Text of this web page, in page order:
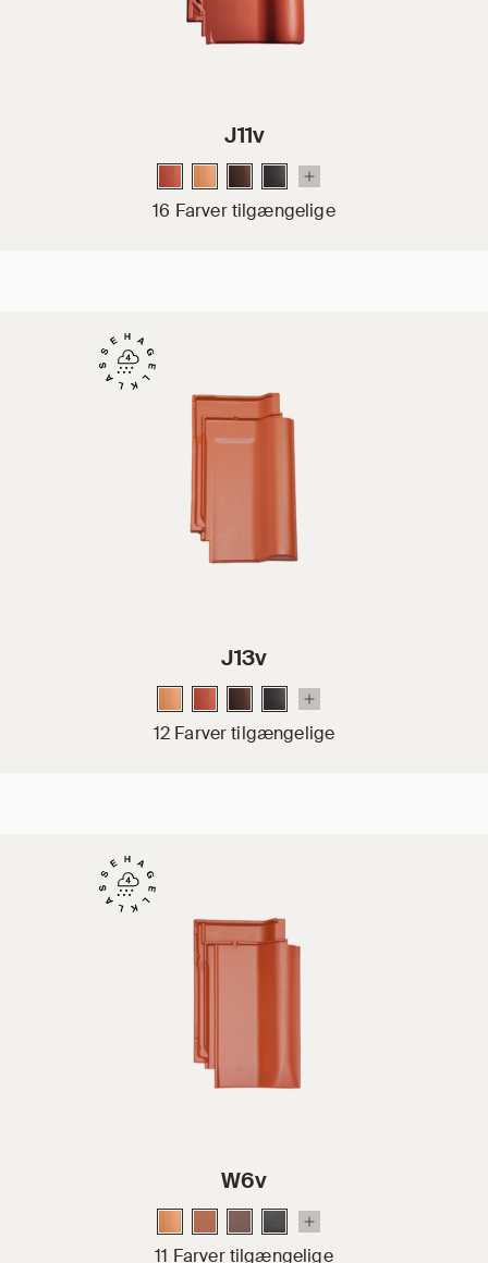
J11v
16 Farver tilgængelige
J13v
12 Farver tilgængelige
W6v
11 Farver tilgængelige